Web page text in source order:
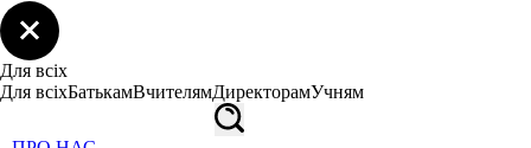
Для всіх
Для всіхБатькамВчителямДиректорамУчням